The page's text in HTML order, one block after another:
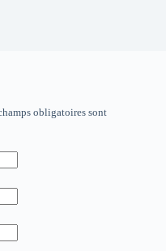
obligatoires sont